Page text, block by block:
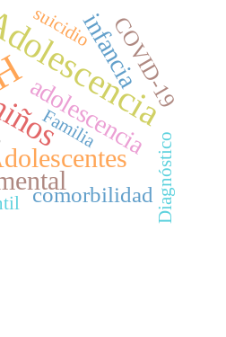
adolescencia
infancia
comorbilidad
COVID-19
Familia
suicidio
Diagnóstico